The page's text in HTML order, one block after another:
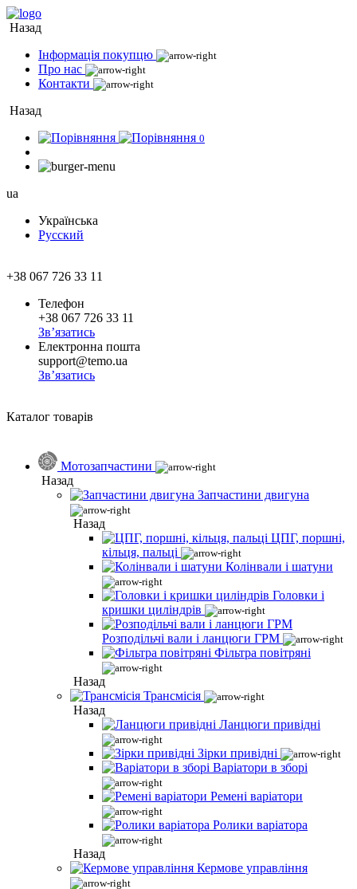
Назад
Інформація покупцю
Про нас
Контакти
Назад
0
ua
Українська
Русский
+38 067 726 33 11
Телефон
+38 067 726 33 11
Зв’язатись
Електронна пошта
support@temo.ua
Зв’язатись
Каталог товарів
Мотозапчастини
Назад
Запчастини двигуна
Назад
ЦПГ, поршні,
кільця, пальці
Колінвали і шатуни
Головки і
кришки циліндрів
Розподільчі вали і ланцюги ГРМ
Фільтра повітряні
Назад
Трансмісія
Назад
Ланцюги привідні
Зірки привідні
Варіатори в зборі
Ремені варіатори
Ролики варіатора
Назад
Кермове управління